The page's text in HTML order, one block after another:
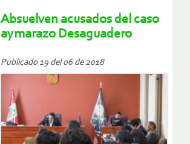
Absuelven acusados del caso
aymarazo Desaguadero
Publicado 19 del 06 de 2018